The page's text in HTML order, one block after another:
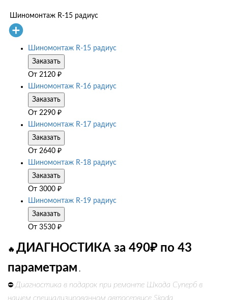
Шиномонтаж R-15 радиус
Шиномонтаж R-15 радиус
Заказать
От 2120 ₽
Шиномонтаж R-16 радиус
Заказать
От 2290 ₽
Шиномонтаж R-17 радиус
Заказать
От 2640 ₽
Шиномонтаж R-18 радиус
Заказать
От 3000 ₽
Шиномонтаж R-19 радиус
Заказать
От 3530 ₽
🔥 ДИАГНОСТИКА за 490₽ по 43
параметрам .
⛔ Диагностика в подарок при ремонте Шкода Суперб в
нашем специализированном автосервисе Skoda